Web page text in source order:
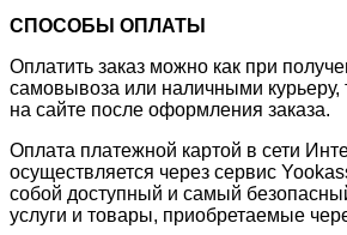
СПОСОБЫ ОПЛАТЫ
Оплатить заказ можно как при
самовывоза или наличными курьеру,
на сайте после оформления заказа.
Оплата платежной картой в сети
осуществляется через сервис
собой доступный и самый
услуги и товары, приобретаемые